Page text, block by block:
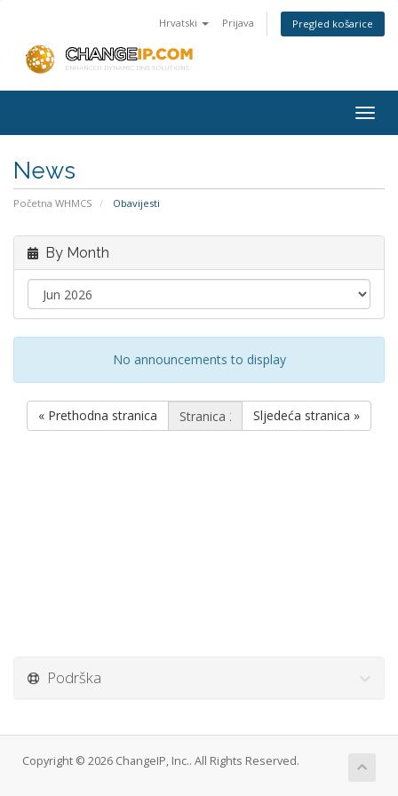
Hrvatski Prijava Pregled košarice
News
Početna WHMCS Obavijesti
By Month
No announcements to display
« Prethodna stranica Sljedeća stranica »
Podrška
Copyright © 2026 ChangeIP, Inc.. All Rights Reserved.